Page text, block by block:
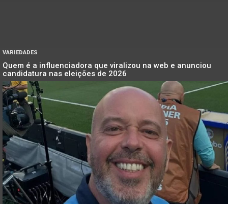
VARIEDADES
Quem é a influenciadora que viralizou na web e anunciou
candidatura nas eleições de 2026